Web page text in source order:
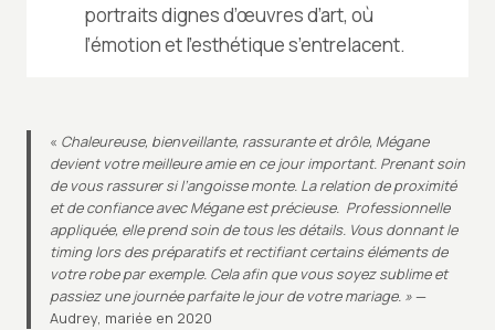
portraits dignes d’œuvres d’art, où
l’émotion et l’esthétique s’entrelacent.
« Chaleureuse, bienveillante, rassurante et drôle, Mégane
devient votre meilleure amie en ce jour important. Prenant soin
de vous rassurer si l’angoisse monte. La relation de proximité
et de confiance avec Mégane est précieuse. Professionnelle
appliquée, elle prend soin de tous les détails. Vous donnant le
timing lors des préparatifs et rectifiant certains éléments de
votre robe par exemple. Cela afin que vous soyez sublime et
passiez une journée parfaite le jour de votre mariage. »—
Audrey, mariée en 2020